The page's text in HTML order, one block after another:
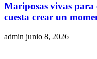
Mariposas vivas para
cuesta crear un
admin junio 8, 2026